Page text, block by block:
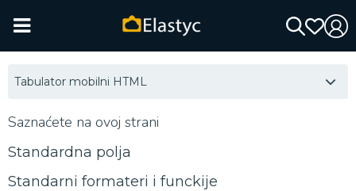
Tabulator mobilni HTML
Saznaćete na ovoj strani
Standardna polja
Standarni formateri i funckije